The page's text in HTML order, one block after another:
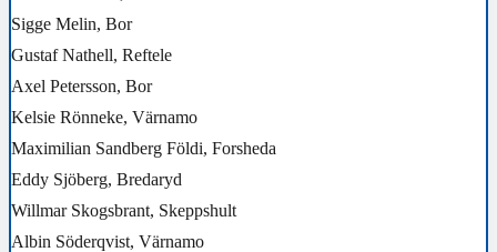
Sigge Melin, Bor
Gustaf Nathell, Reftele
Axel Petersson, Bor
Kelsie Rönneke, Värnamo
Maximilian Sandberg Földi, Forsheda
Eddy Sjöberg, Bredaryd
Willmar Skogsbrant, Skeppshult
Albin Söderqvist, Värnamo